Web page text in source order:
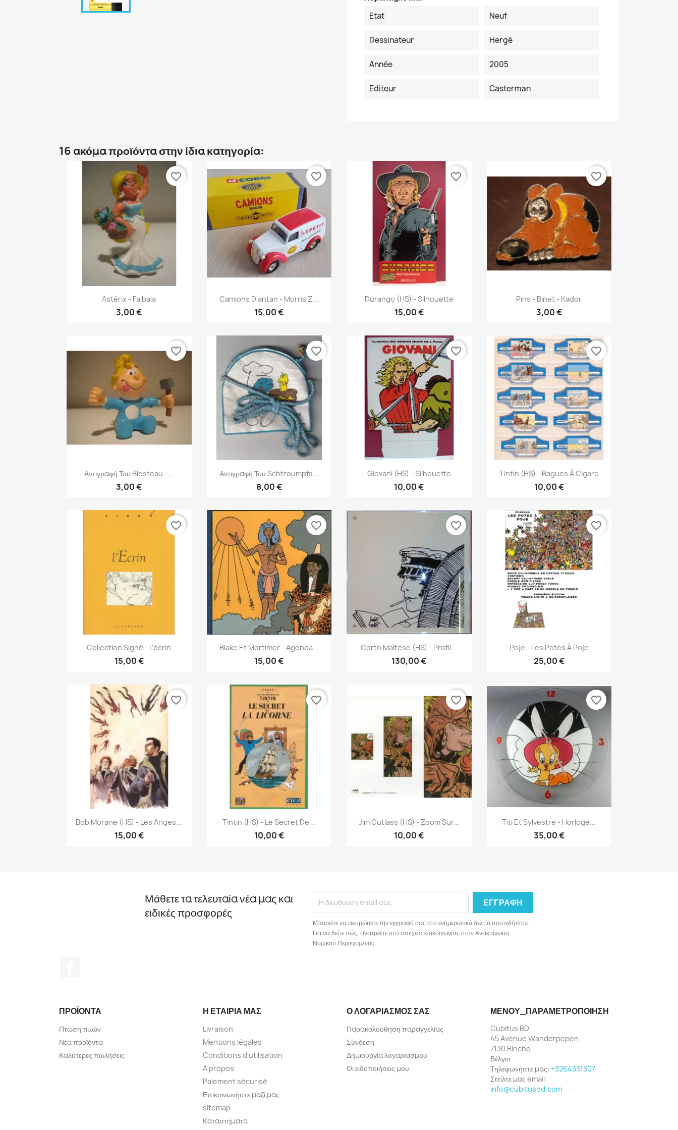
Etat
Neuf
Dessinateur Hergé
Année 2005
Editeur Casterman
16 ακόμα προϊόντα στην ίδια κατηγορία:
Γρήγορη προβολή
Astérix - Falbala
3,00 €
favorite_border
Γρήγορη προβολή
Camions D'antan - Morris Z...
15,00 €
favorite_border
Γρήγορη προβολή
Durango (HS) - Silhouette
15,00 €
favorite_border
Γρήγορη προβολή
Pins - Binet - Kador
3,00 €
favorite_border
Γρήγορη προβολή
Αντιγραφή Του Blesteau -...
3,00 €
favorite_border
Γρήγορη προβολή
Αντιγραφή Του Schtroumpfs...
8,00 €
favorite_border
Γρήγορη προβολή
Giovani (HS) - Silhouette
10,00 €
favorite_border
 Γρήγορη προβολή
Tintin (HS) - Bagues À Cigare
10,00 €
favorite_border
Γρήγορη προβολή
Collection Signé - L'écrin
15,00 €
favorite_border
Γρήγορη προβολή
Blake Et Mortimer - Agenda...
15,00 €
favorite_border
 Γρήγορη προβολή
Corto Maltèse (HS) - Profil...
130,00 €
favorite_border
Γρήγορη προβολή
Poje - Les Potes À Poje
25,00 €
favorite_border
Γρήγορη προβολή
Bob Morane (HS) - Les Anges...
15,00 €
favorite_border
Γρήγορη προβολή
Tintin (HS) - Le Secret De...
10,00 €
favorite_border
Γρήγορη προβολή
Jim Cutlass (HS) - Zoom Sur...
10,00 €
favorite_border
Γρήγορη προβολή
Titi Et Sylvestre - Horloge...
35,00 €
favorite_border
Μάθετε τα τελευταία νέα μας και
ειδικές προσφορές
Μπορείτε να ακυρώσετε την εγγραφή σας στο ενημερωτικό δελτίο οποτεδήποτε.
Για να δείτε πώς, ανατρέξτε στα στοιχεία επικοινωνίας στην Ανακοίνωση
Νομικού Περιεχομένου.
ΠΡΟΪΌΝΤΑ
Πτώση τιμών
Νέα προϊόντα
Καλύτερες πωλήσεις
Η ΕΤΑΙΡΊΑ ΜΑΣ
Livraison
Mentions légales
Conditions d'utilisation
A propos
Paiement sécurisé
Επικοινωνήστε μαζί μας
sitemap
Καταστήματα
Ο ΛΟΓΑΡΙΑΣΜΌΣ ΣΑΣ
Παρακολούθηση παραγγελίας
Σύνδεση
Δημιουργία λογαριασμού
Οι ειδοποιήσεις μου
ΜΕΝΟΎ_ΠΑΡΑΜΕΤΡΟΠΟΊΗΣΗ
Cubitus BD
45 Avenue Wanderpepen
7130 Binche
Βέλγιο
Τηλεφωνήστε μας: +3264331307
Στείλτε μας email:
info@cubitusbd.com